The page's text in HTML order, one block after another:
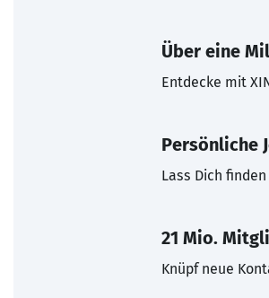
Über eine
Entdecke mit
Persönliche
Lass Dich
21 Mio.
Knüpf neue